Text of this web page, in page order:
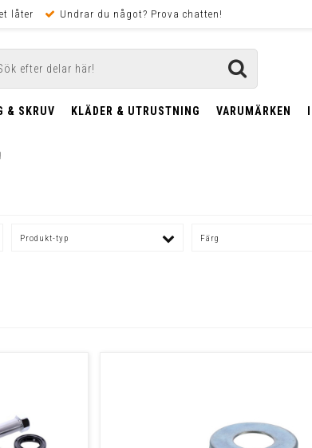
låter Undrar du något? Prova chatten!
& SKRUV KLÄDER & UTRUSTNING VARUMÄRKEN
Produkt-typ Färg